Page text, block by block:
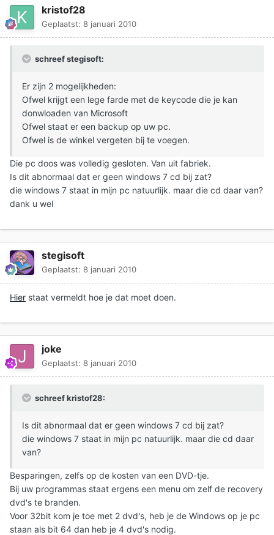
kristof28
Geplaatst: 8 januari 2010
schreef stegisoft:
Er zijn 2 mogelijkheden:
Ofwel krijgt een lege farde met de keycode die je kan
donwloaden van Microsoft
Ofwel staat er een backup op uw pc.
Ofwel is de winkel vergeten bij te voegen.
Die pc doos was volledig gesloten. Van uit fabriek.
Is dit abnormaal dat er geen windows 7 cd bij zat?
die windows 7 staat in mijn pc natuurlijk. maar die cd daar van?
dank u wel
stegisoft
Geplaatst: 8 januari 2010
Hier staat vermeldt hoe je dat moet doen.
joke
Geplaatst: 8 januari 2010
schreef kristof28:
Is dit abnormaal dat er geen windows 7 cd bij zat?
die windows 7 staat in mijn pc natuurlijk. maar die cd daar
van?
Besparingen, zelfs op de kosten van een DVD-tje.
Bij uw programmas staat ergens een menu om zelf de recovery
dvd's te branden.
Voor 32bit kom je toe met 2 dvd's, heb je de Windows op je pc
staan als bit 64 dan heb je 4 dvd's nodig.